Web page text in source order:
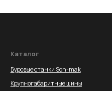
Каталог
Буровые станки Son-mak
Крупногабаритные шины